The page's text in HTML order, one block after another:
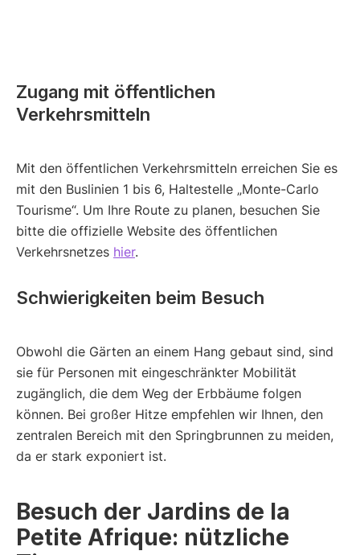
Zugang mit öffentlichen
Verkehrsmitteln
Mit den öffentlichen Verkehrsmitteln erreichen Sie es
mit den Buslinien 1 bis 6, Haltestelle „Monte-Carlo
Tourisme“. Um Ihre Route zu planen, besuchen Sie
bitte die offizielle Website des öffentlichen
Verkehrsnetzes hier.
Schwierigkeiten beim Besuch
Obwohl die Gärten an einem Hang gebaut sind, sind
sie für Personen mit eingeschränkter Mobilität
zugänglich, die dem Weg der Erbbäume folgen
können. Bei großer Hitze empfehlen wir Ihnen, den
zentralen Bereich mit den Springbrunnen zu meiden,
da er stark exponiert ist.
Besuch der Jardins de la
Petite Afrique: nützliche